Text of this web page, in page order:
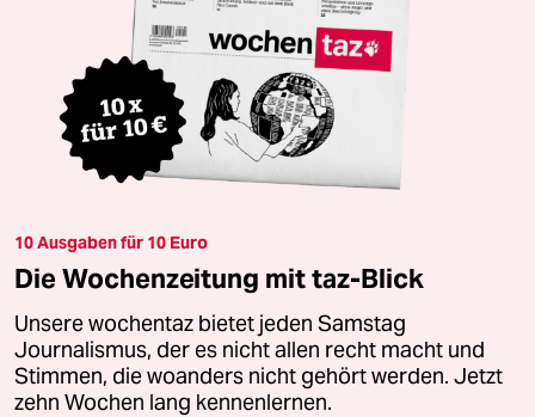
10 Ausgaben für 10 Euro
Die Wochenzeitung mit taz-Blick
Unsere wochentaz bietet jeden Samstag
Journalismus, der es nicht allen recht macht und
Stimmen, die woanders nicht gehört werden. Jetzt
zehn Wochen lang kennenlernen.